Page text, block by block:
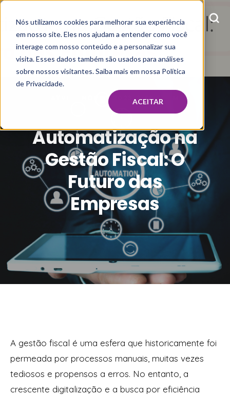
Nós utilizamos cookies para melhorar sua experiência
em nosso site. Eles nos ajudam a entender como você
interage com nosso conteúdo e a personalizar sua
visita. Esses dados também são usados para análises
sobre nossos visitantes. Saiba mais em nossa Política
de Privacidade.
ACEITAR
NOV 13, 2023, 2:56:54 PM
Automatização na
Gestão Fiscal: O
Futuro das
Empresas
A gestão fiscal é uma esfera que historicamente foi
permeada por processos manuais, muitas vezes
tediosos e propensos a erros. No entanto, a
crescente digitalização e a busca por eficiência